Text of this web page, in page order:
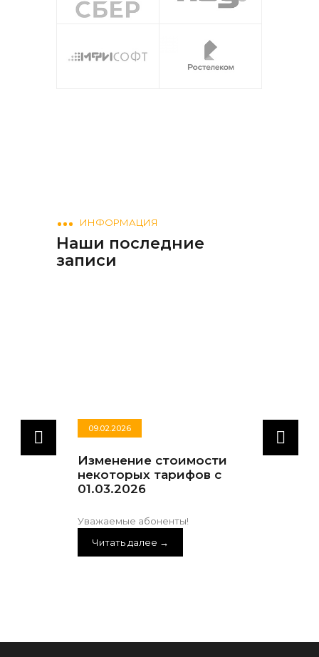
ИНФОРМАЦИЯ
Наши последние
записи
09.02.2026
Изменение стоимости
некоторых тарифов с
01.03.2026
Уважаемые абоненты!
Читать далее →